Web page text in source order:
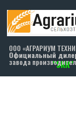
"SKR"
ООО «АГРАРИУМ ТЕХНИКА»
завода производителя